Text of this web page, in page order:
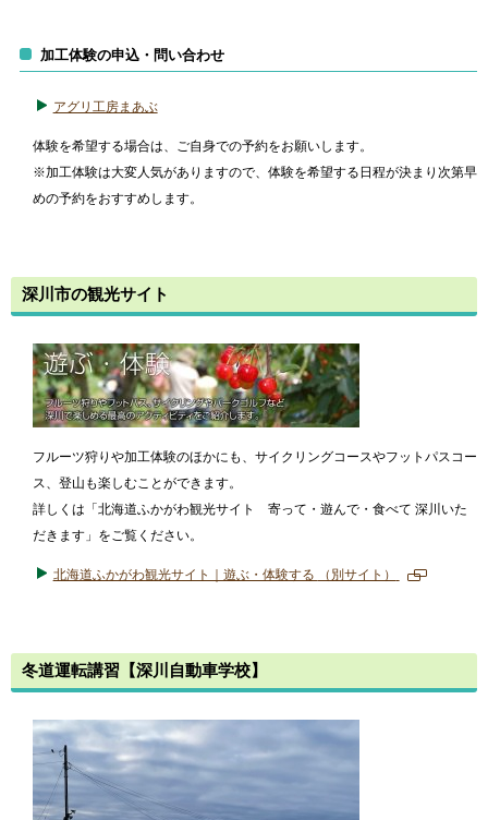
加工体験の申込・問い合わせ
アグリ工房まあぶ
体験を希望する場合は、ご自身での予約をお願いします。
※加工体験は大変人気がありますので、体験を希望する日程が決まり次第早
めの予約をおすすめします。
深川市の観光サイト
フルーツ狩りや加工体験のほかにも、サイクリングコースやフットパスコー
ス、登山も楽しむことができます。
詳しくは「北海道ふかがわ観光サイト 寄って・遊んで・食べて 深川いた
だきます」をご覧ください。
北海道ふかがわ観光サイト｜遊ぶ・体験する
（別サイト）
ー
で
冬道運転講習【深川自動車学校】